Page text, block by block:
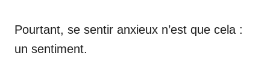
Pourtant, se sentir anxieux n’est que cela :
un sentiment.